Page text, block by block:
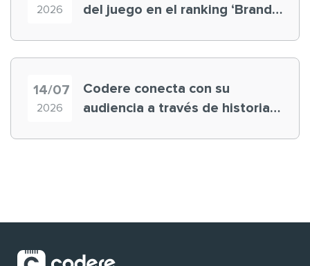
2026
del juego en el ranking ‘Brand
14/07
2026
Codere conecta con su
audiencia a través de historias